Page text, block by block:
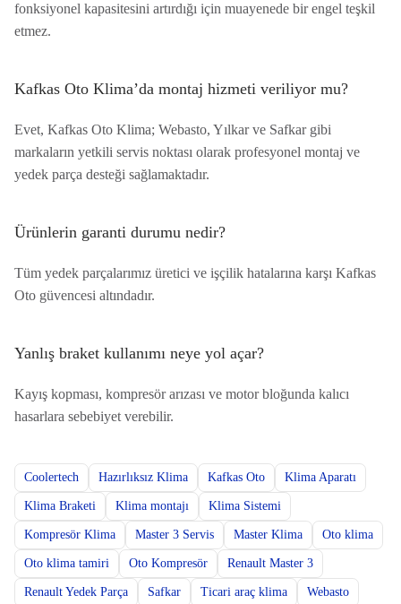
fonksiyonel kapasitesini artırdığı için muayenede bir engel teşkil
etmez.
Kafkas Oto Klima’da montaj hizmeti veriliyor mu?
Evet, Kafkas Oto Klima; Webasto, Yılkar ve Safkar gibi
markaların yetkili servis noktası olarak profesyonel montaj ve
yedek parça desteği sağlamaktadır.
Ürünlerin garanti durumu nedir?
Tüm yedek parçalarımız üretici ve işçilik hatalarına karşı Kafkas
Oto güvencesi altındadır.
Yanlış braket kullanımı neye yol açar?
Kayış kopması, kompresör arızası ve motor bloğunda kalıcı
hasarlara sebebiyet verebilir.
Coolertech Hazırlıksız Klima Kafkas Oto Klima Aparatı
Klima Braketi Klima montajı Klima Sistemi
Kompresör Klima Master 3 Servis Master Klima Oto klima
Oto klima tamiri Oto Kompresör Renault Master 3
Renault Yedek Parça Safkar Ticari araç klima Webasto